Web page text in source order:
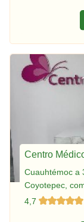
Centro
Cuauhtémoc a
Coyotepec,
4,7